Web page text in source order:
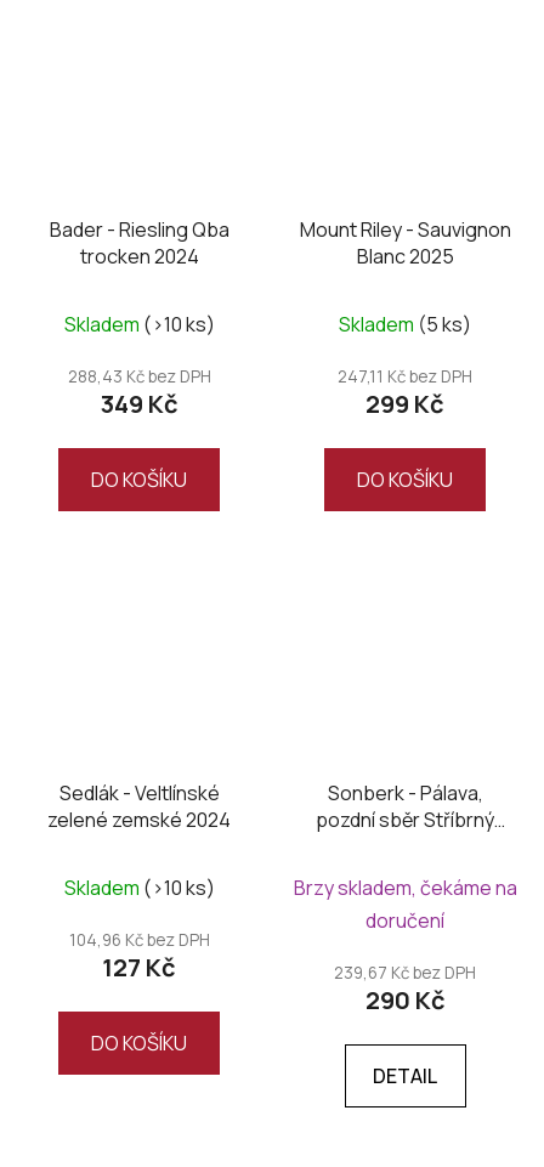
Bader - Riesling Qba
trocken 2024
Skladem (>10 ks)
288,43 Kč bez DPH
349 Kč
DO KOŠÍKU
Mount Riley - Sauvignon
Blanc 2025
Skladem (5 ks)
247,11 Kč bez DPH
299 Kč
DO KOŠÍKU
Sedlák - Veltlínské
zelené zemské 2024
Skladem (>10 ks)
104,96 Kč bez DPH
127 Kč
DO KOŠÍKU
Sonberk - Pálava,
pozdní sběr Stříbrný
Brzy skladem, čekáme na
doručení
239,67 Kč bez DPH
290 Kč
DETAIL